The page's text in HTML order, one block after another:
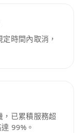
時間內取消，
已累積服務超
99%。